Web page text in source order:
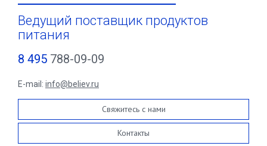
Ведущий поставщик продуктов
питания
8 495 788-09-09
E-mail: info@believ.ru
Свяжитесь с нами
Контакты